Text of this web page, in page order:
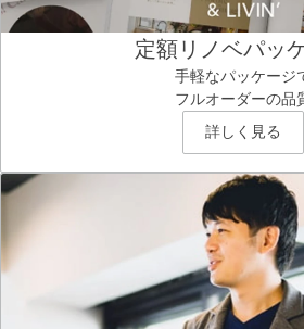
定額リノベパッ
手軽なパッケージ
フルオーダーの品
詳しく見る